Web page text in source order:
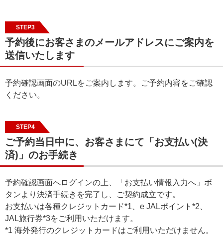
STEP3
予約後にお客さまのメールアドレスにご案内を
送信いたします
予約確認画面のURLをご案内します。ご予約内容をご確認
ください。
STEP4
ご予約当日中に、お客さまにて「お支払い(決
済)」のお手続き
予約確認画面へログインの上、「お支払い情報入力へ」ボ
タンより決済手続きを完了し、ご契約成立です。
お支払いは各種クレジットカード*1、e JALポイント*2、
JAL旅行券*3をご利用いただけます。
*1 海外発行のクレジットカードはご利用いただけません。